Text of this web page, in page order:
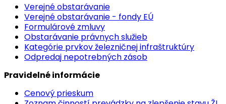
Verejné obstarávanie
Verejné obstarávanie - fondy EÚ
Formulárové zmluvy
Obstarávanie právnych služieb
Kategórie prvkov železničnej infraštruktúry
Odpredaj nepotrebných zásob
Pravidelné informácie
Cenový prieskum